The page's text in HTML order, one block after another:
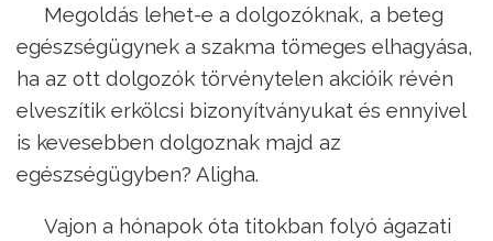
Megoldás lehet-e a dolgozóknak, a beteg
egészségügynek a szakma tömeges elhagyása,
ha az ott dolgozók törvénytelen akcióik révén
elveszítik erkölcsi bizonyítványukat és ennyivel
is kevesebben dolgoznak majd az
egészségügyben? Aligha.
Vajon a hónapok óta titokban folyó ágazati